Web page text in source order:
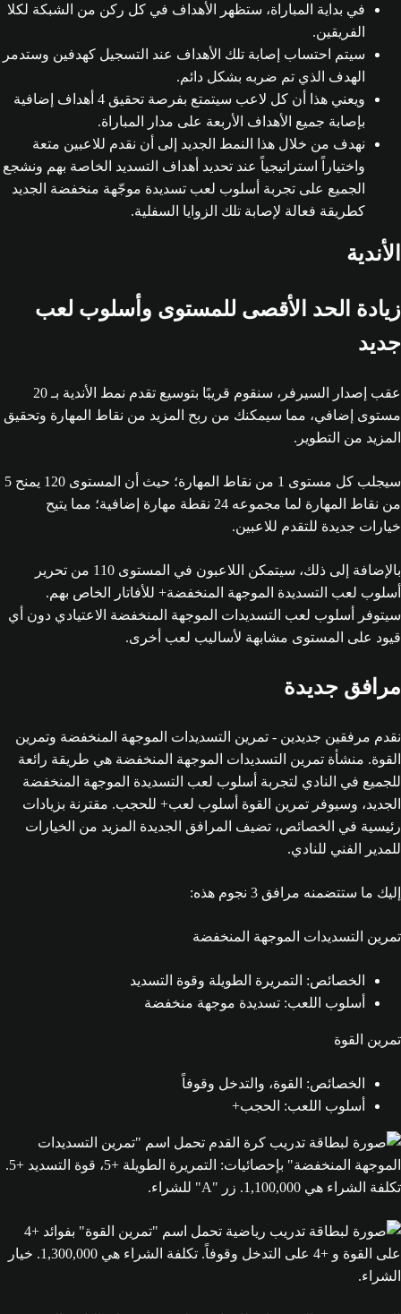
في بداية المباراة، ستظهر الأهداف في كل ركن من الشبكة لكلا
الفريقين.
سيتم احتساب إصابة تلك الأهداف عند التسجيل كهدفين وستدمر
الهدف الذي تم ضربه بشكل دائم.
ويعني هذا أن كل لاعب سيتمتع بفرصة تحقيق 4 أهداف إضافية
بإصابة جميع الأهداف الأربعة على مدار المباراة.
نهدف من خلال هذا النمط الجديد إلى أن نقدم للاعبين متعة
واختياراً استراتيجياً عند تحديد أهداف التسديد الخاصة بهم ونشجع
الجميع على تجربة أسلوب لعب تسديدة موجّهة منخفضة الجديد
كطريقة فعالة لإصابة تلك الزوايا السفلية.
الأندية
زيادة الحد الأقصى للمستوى وأسلوب لعب
جديد
عقب إصدار السيرفر، سنقوم قريبًا بتوسيع تقدم نمط الأندية بـ 20
مستوى إضافي، مما سيمكنك من ربح المزيد من نقاط المهارة وتحقيق
المزيد من التطوير.
سيجلب كل مستوى 1 من نقاط المهارة؛ حيث أن المستوى 120 يمنح 5
من نقاط المهارة لما مجموعه 24 نقطة مهارة إضافية؛ مما يتيح
خيارات جديدة للتقدم للاعبين.
بالإضافة إلى ذلك، سيتمكن اللاعبون في المستوى 110 من تحرير
أسلوب لعب التسديدة الموجهة المنخفضة+ للأفاتار الخاص بهم.
سيتوفر أسلوب لعب التسديدات الموجهة المنخفضة الاعتيادي دون أي
قيود على المستوى مشابهة لأساليب لعب أخرى.
مرافق جديدة
نقدم مرفقين جديدين - تمرين التسديدات الموجهة المنخفضة وتمرين
القوة. منشأة تمرين التسديدات الموجهة المنخفضة هي طريقة رائعة
للجميع في النادي لتجربة أسلوب لعب التسديدة الموجهة المنخفضة
الجديد، وسيوفر تمرين القوة أسلوب لعب+ للحجب. مقترنة بزيادات
رئيسية في الخصائص، تضيف المرافق الجديدة المزيد من الخيارات
للمدير الفني للنادي.
إليك ما ستتضمنه مرافق 3 نجوم هذه:
تمرين التسديدات الموجهة المنخفضة
الخصائص: التمريرة الطويلة وقوة التسديد
أسلوب اللعب: تسديدة موجهة منخفضة
تمرين القوة
الخصائص: القوة، والتدخل وقوفاً
أسلوب اللعب: الحجب+